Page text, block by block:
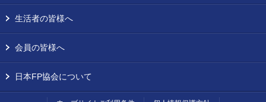
生活者の皆様へ
会員の皆様へ
日本FP協会について